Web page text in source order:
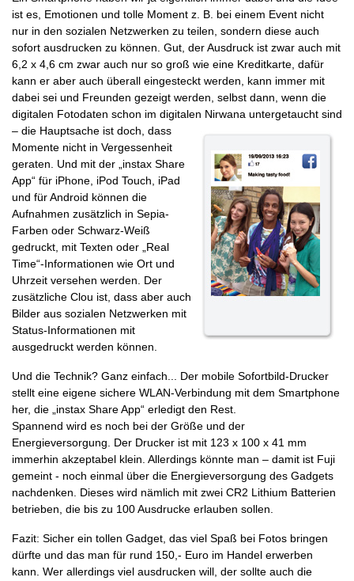
ist es, Emotionen und tolle Moment z. B. bei einem Event nicht
nur in den sozialen Netzwerken zu teilen, sondern diese auch
sofort ausdrucken zu können. Gut, der Ausdruck ist zwar auch mit
6,2 x 4,6 cm zwar auch nur so groß wie eine Kreditkarte, dafür
kann er aber auch überall eingesteckt werden, kann immer mit
dabei sei und Freunden gezeigt werden, selbst dann, wenn die
digitalen Fotodaten schon im digitalen Nirwana untergetaucht sind
– die Hauptsache ist doch, dass
Momente nicht in Vergessenheit
geraten. Und mit der „instax Share
App“ für iPhone, iPod Touch, iPad
und für Android können die
Aufnahmen zusätzlich in Sepia-
Farben oder Schwarz-Weiß
gedruckt, mit Texten oder „Real
Time“-Informationen wie Ort und
Uhrzeit versehen werden. Der
zusätzliche Clou ist, dass aber auch
Bilder aus sozialen Netzwerken mit
Status-Informationen mit
ausgedruckt werden können.
Und die Technik? Ganz einfach... Der mobile Sofortbild-Drucker
stellt eine eigene sichere WLAN-Verbindung mit dem Smartphone
her, die „instax Share App“ erledigt den Rest.
Spannend wird es noch bei der Größe und der
Energieversorgung. Der Drucker ist mit 123 x 100 x 41 mm
immerhin akzeptabel klein. Allerdings könnte man – damit ist Fuji
gemeint - noch einmal über die Energieversorgung des Gadgets
nachdenken. Dieses wird nämlich mit zwei CR2 Lithium Batterien
betrieben, die bis zu 100 Ausdrucke erlauben sollen.
Fazit: Sicher ein tollen Gadget, das viel Spaß bei Fotos bringen
dürfte und das man für rund 150,- Euro im Handel erwerben
kann. Wer allerdings viel ausdrucken will, der sollte auch die